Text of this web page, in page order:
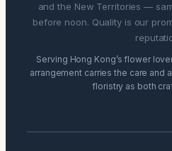
and the New Territories —
before noon. Quality is our
Serving Hong Kong’s flower
arrangement carries the care and
floristry as both